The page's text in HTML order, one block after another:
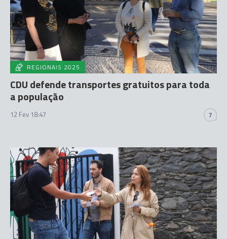
REGIONAIS 2025
CDU defende transportes gratuitos para toda
a população
12 Fev 18:47 7